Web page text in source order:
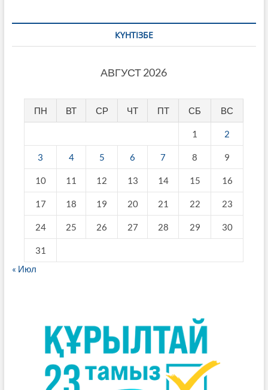
КҮНТІЗБЕ
АВГУСТ 2026
ПН ВТ СР ЧТ ПТ СБ ВС
1 2
3 4 5 6 7 8 9
10 11 12 13 14 15 16
17 18 19 20 21 22 23
24 25 26 27 28 29 30
31
« Июл